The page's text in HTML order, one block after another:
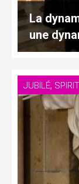
La
une
JUBILÉ,